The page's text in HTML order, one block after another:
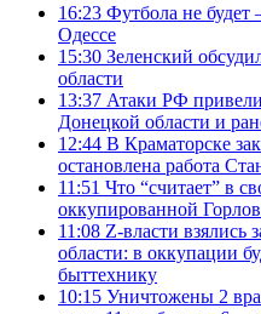
16:23 Футбола не будет
Одессе
15:30 Зеленский
области
13:37 Атаки РФ
Донецкой области и
12:44 В Краматорске
остановлена работа
11:51 Что “считает” в
оккупированной
11:08 Z-власти взялись
области: в оккупации
быттехнику
10:15 Уничтожены 2